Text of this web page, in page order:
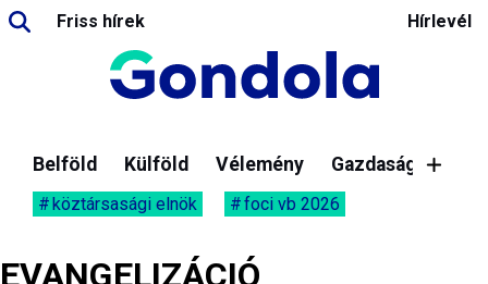
Friss hírek Hírlevél
Belföld Külföld Vélemény Gazdaság
köztársasági elnök foci vb 2026
EVANGELIZÁCIÓ